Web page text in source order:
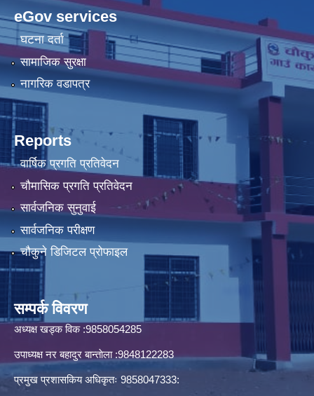
eGov services
घटना दर्ता
सामाजिक सुरक्षा
नागरिक वडापत्र
Reports
वार्षिक प्रगति प्रतिवेदन
चौमासिक प्रगति प्रतिवेदन
सार्वजनिक सुनुवाई
सार्वजनिक परीक्षण
चौकुने डिजिटल प्रोफाइल
सम्पर्क विवरण
अध्यक्ष खड्क विक :9858054285
उपाध्यक्ष नर बहादुर बान्ताेला :9848122283
प्रमुख प्रशासकिय अधिकृतः 9858047333: